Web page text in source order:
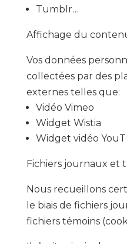
Tumblr…
Affichage du
Vos données
collectées par des
externes telles que:
Vidéo Vimeo
Widget Wistia
Widget vidéo
Fichiers journaux et
Nous recueillons
le biais de fichiers
fichiers témoins